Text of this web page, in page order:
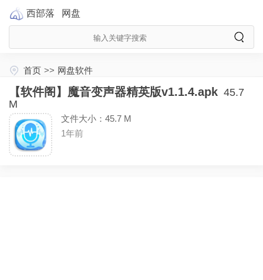
西部落 网盘
首页 >> 网盘软件
【软件阁】魔音变声器精英版v1.1.4.apk 45.7
M
文件大小：45.7 M
1年前